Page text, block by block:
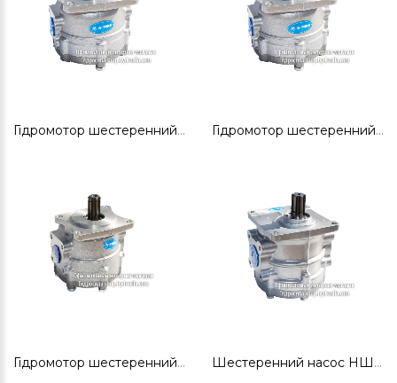
Гідромотор шестеренний ГМШ32-3 Гідромотор шестеренний ГМШ32-3Л
Гідромотор шестеренний ГМШ50-3Л Шестеренний насос НШ100А-3Л